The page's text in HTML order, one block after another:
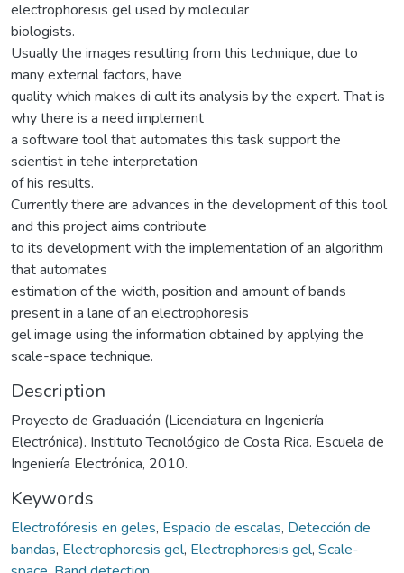
electrophoresis gel used by molecular
biologists.
Usually the images resulting from this technique, due to
many external factors, have
quality which makes di cult its analysis by the expert. That is
why there is a need implement
a software tool that automates this task support the
scientist in tehe interpretation
of his results.
Currently there are advances in the development of this tool
and this project aims contribute
to its development with the implementation of an algorithm
that automates
estimation of the width, position and amount of bands
present in a lane of an electrophoresis
gel image using the information obtained by applying the
scale-space technique.
Description
Proyecto de Graduación (Licenciatura en Ingeniería
Electrónica). Instituto Tecnológico de Costa Rica. Escuela de
Ingeniería Electrónica, 2010.
Keywords
Electrofóresis en geles, Espacio de escalas, Detección de
bandas, Electrophoresis gel, Electrophoresis gel, Scale-